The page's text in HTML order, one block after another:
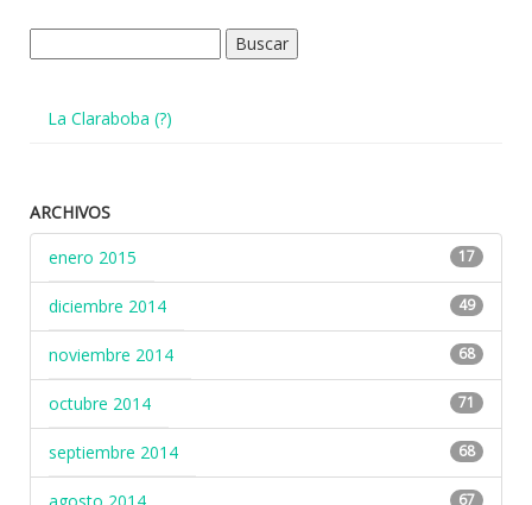
La Claraboba (?)
ARCHIVOS
enero 2015
17
diciembre 2014 49
noviembre 2014 68
octubre 2014 71
septiembre 2014 68
67